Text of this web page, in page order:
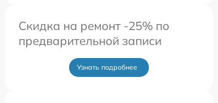
Скидка на ремонт -25% по
предварительной записи
Узнать подробнее